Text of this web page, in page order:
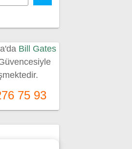
Bill Gates
75 93